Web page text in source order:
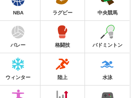
NBA ラグビー 中央競馬
バレー 格闘技 バドミントン
ウィンター 陸上 水泳